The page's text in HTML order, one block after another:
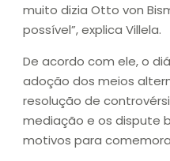
muito dizia Otto von
possível”, explica Villela.
De acordo com ele, o
adoção dos meios
resolução de
mediação e os dispute
motivos para